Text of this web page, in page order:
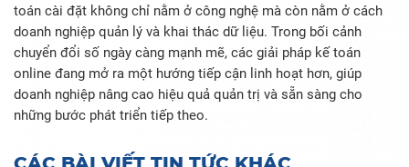
toán cài đặt không chỉ nằm ở công nghệ mà còn nằm ở cách
doanh nghiệp quản lý và khai thác dữ liệu. Trong bối cảnh
chuyển đổi số ngày càng mạnh mẽ, các giải pháp kế toán
online đang mở ra một hướng tiếp cận linh hoạt hơn, giúp
doanh nghiệp nâng cao hiệu quả quản trị và sẵn sàng cho
những bước phát triển tiếp theo.